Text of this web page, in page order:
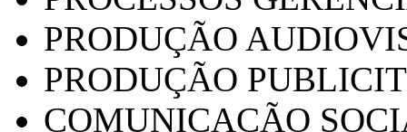
PRODUÇÃO
PRODUÇÃO
COMUNICAÇÃO